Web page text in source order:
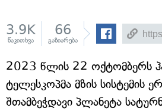
3.9K
წაკითხვა
66
გაზიარება
2023 წლის 22 ოქტომბერს
ტელესკოპმა მზის სისტემის
შთამბეჭდავი პლანეტა